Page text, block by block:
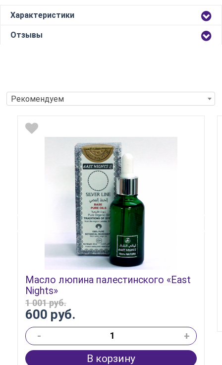
Характеристики
Отзывы
Рекомендуем
Масло люпина палестинского «East
Nights»
600 руб.
1 001 руб.
-
+
В корзину